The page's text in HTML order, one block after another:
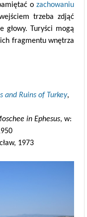
o zachowaniu
trzeba zdjąć
głowy. Turyści mogą
fragmentu wnętrza
and Ruins of Turkey,
in Ephesus, w:
1973